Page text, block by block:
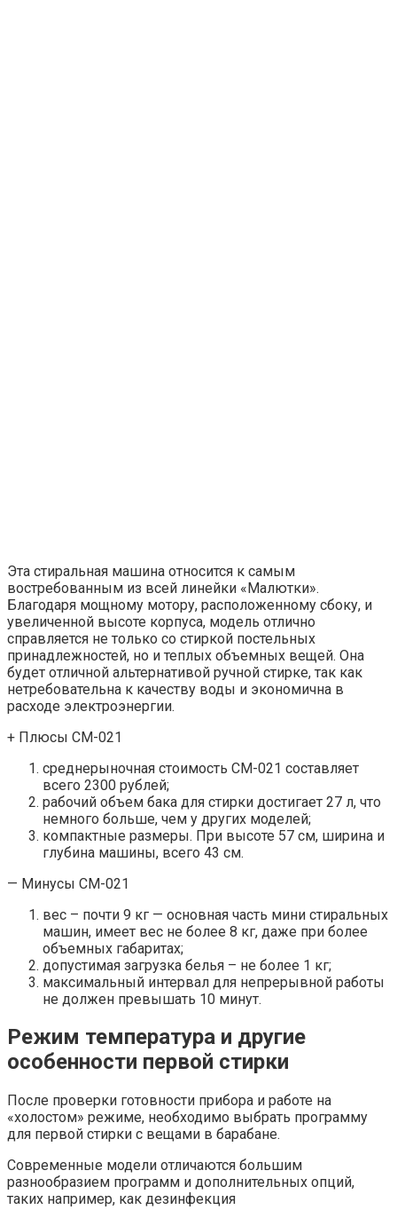
Эта стиральная машина относится к самым
востребованным из всей линейки «Малютки».
Благодаря мощному мотору, расположенному сбоку, и
увеличенной высоте корпуса, модель отлично
справляется не только со стиркой постельных
принадлежностей, но и теплых объемных вещей. Она
будет отличной альтернативой ручной стирке, так как
нетребовательна к качеству воды и экономична в
расходе электроэнергии.
+ Плюсы СМ-021
среднерыночная стоимость СМ-021 составляет
всего 2300 рублей;
рабочий объем бака для стирки достигает 27 л, что
немного больше, чем у других моделей;
компактные размеры. При высоте 57 см, ширина и
глубина машины, всего 43 см.
— Минусы СМ-021
вес – почти 9 кг — основная часть мини стиральных
машин, имеет вес не более 8 кг, даже при более
объемных габаритах;
допустимая загрузка белья – не более 1 кг;
максимальный интервал для непрерывной работы
не должен превышать 10 минут.
Режим температура и другие
особенности первой стирки
После проверки готовности прибора и работе на
«холостом» режиме, необходимо выбрать программу
для первой стирки с вещами в барабане.
Современные модели отличаются большим
разнообразием программ и дополнительных опций,
таких например, как дезинфекция